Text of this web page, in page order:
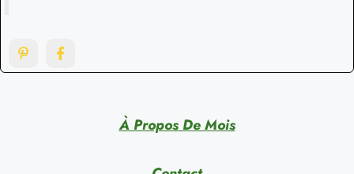
À Propos De Mois